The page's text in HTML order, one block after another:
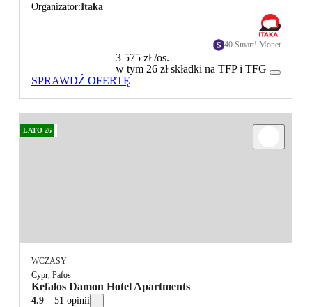
Organizator Itaka
40 Smart! Monet
3 575 zł/os.
w tym 26 zł składki na TFP i TFG
SPRAWDŹ OFERTĘ
LATO 26
WCZASY
Cypr, Pafos
Kefalos Damon Hotel Apartments
4.9 51 opinii